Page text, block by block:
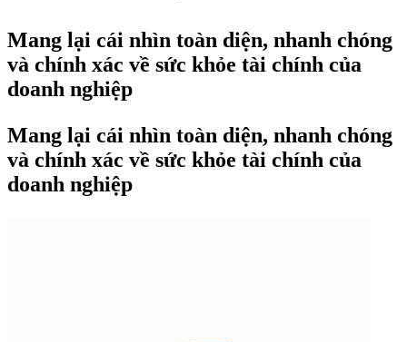
Mang lại cái nhìn toàn diện, nhanh chóng
và chính xác về sức khỏe tài chính của
doanh nghiệp
Mang lại cái nhìn toàn diện, nhanh chóng
và chính xác về sức khỏe tài chính của
doanh nghiệp